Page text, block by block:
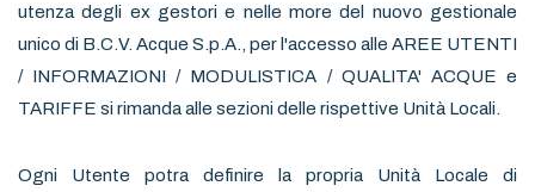
utenza degli ex gestori e nelle more del nuovo gestionale
unico di B.C.V. Acque S.p.A., per l'accesso alle AREE UTENTI
/ INFORMAZIONI / MODULISTICA / QUALITA' ACQUE e
TARIFFE si rimanda alle sezioni delle rispettive Unità Locali.
Ogni Utente potra definire la propria Unità Locale di